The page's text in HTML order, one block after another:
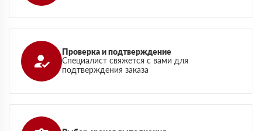
Проверка и подтверждение
Специалист свяжется с вами для
подтверждения заказа